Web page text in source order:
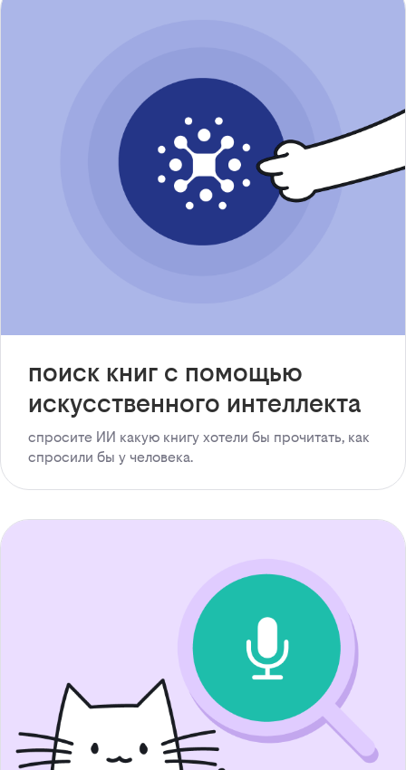
поиск книг с помощью
искусственного интеллекта
спросите ИИ какую книгу хотели бы прочитать, как
спросили бы у человека.